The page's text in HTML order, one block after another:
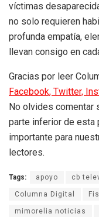
víctimas
no solo requieren
profunda empatía,
llevan consigo en
Gracias por leer
Facebook, Twitter,
No olvides comentar
parte inferior de esta
importante para
lectores.
Tags: apoyo cb
Columna Digital
mimorelia noticias